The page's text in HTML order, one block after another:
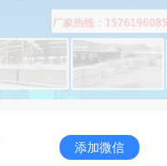
添加微信